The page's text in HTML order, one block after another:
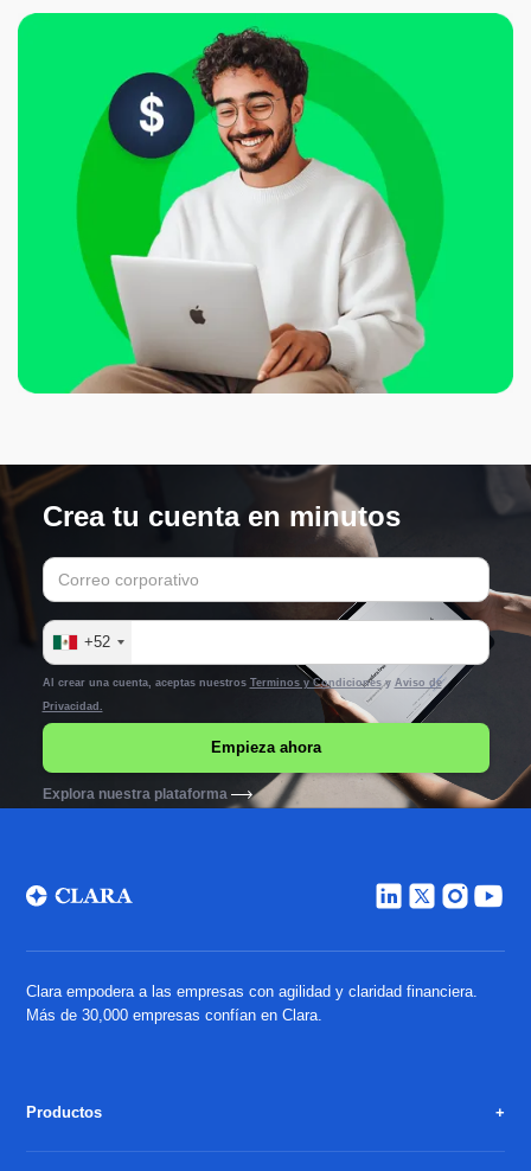
Crea tu cuenta en minutos
+52
Al crear una cuenta, aceptas nuestros Terminos y Condicionesy Aviso de
Privacidad.
Explora nuestra plataforma
Clara empodera a las empresas con agilidad y claridad financiera.
Más de 30,000 empresas confían en Clara.
Productos